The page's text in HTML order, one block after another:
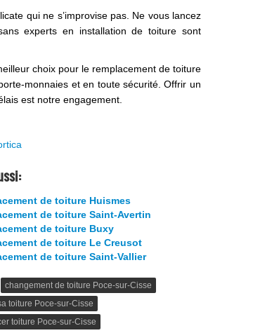
qui ne s’improvise pas. Ne vous lancez
experts en installation de toiture sont
choix pour le remplacement de toiture
monnaies et en toute sécurité. Offrir un
est notre engagement.
de toiture Huismes
de toiture Saint-Avertin
de toiture Buxy
de toiture Le Creusot
de toiture Saint-Vallier
changement de toiture Poce-sur-Cisse
toiture Poce-sur-Cisse
toiture Poce-sur-Cisse